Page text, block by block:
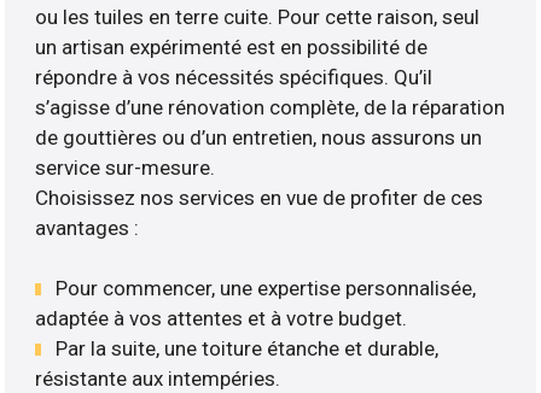
ou les tuiles en terre cuite. Pour cette raison, seul
un artisan expérimenté est en possibilité de
répondre à vos nécessités spécifiques. Qu’il
s’agisse d’une rénovation complète, de la réparation
de gouttières ou d’un entretien, nous assurons un
service sur-mesure.
Choisissez nos services en vue de profiter de ces
avantages :
Pour commencer, une expertise personnalisée,
adaptée à vos attentes et à votre budget.
Par la suite, une toiture étanche et durable,
résistante aux intempéries.